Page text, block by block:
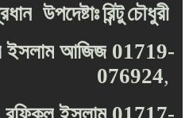
উপদেষ্টাঃরিন্টুচৌধুরী
ইসলাম আজিজ 01719-
076924,